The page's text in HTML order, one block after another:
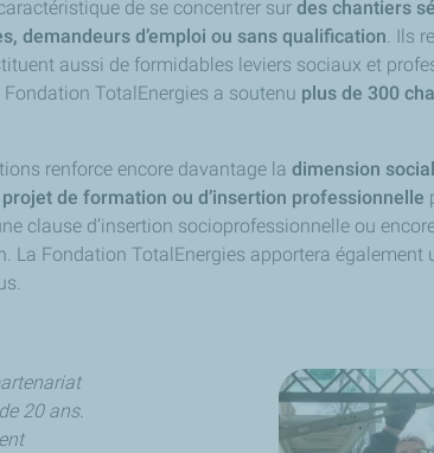
de se concentrer sur des chantiers
demandeurs d’emploi ou sans qualification . Ils
aussi de formidables leviers sociaux et
Fondation TotalEnergies a soutenu plus de 300
renforce encore davantage la dimension
de formation ou d’insertion professionnelle
clause d’insertion socioprofessionnelle ou
La Fondation TotalEnergies apportera également
20 ans.